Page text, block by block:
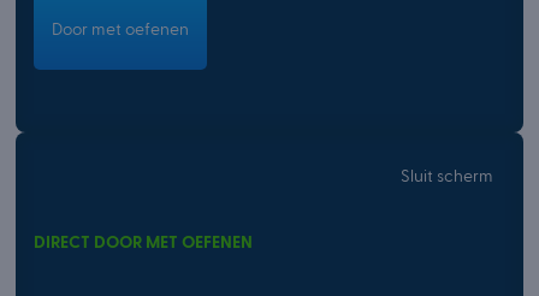
Door met oefenen
Sluit scherm
DIRECT DOOR MET OEFENEN